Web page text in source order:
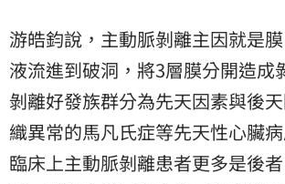
游皓鈞說，主動脈剝離主因就是
液流進到破洞，將3層膜分開造成
剝離好發族群分為先天因素與後
織異常的馬凡氏症等先天性心臟
臨床上主動脈剝離患者更多是後